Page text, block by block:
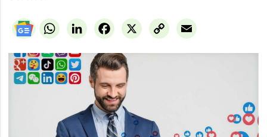
WhatsAppLinkedIn X
Facebook
Copy
Link
Email